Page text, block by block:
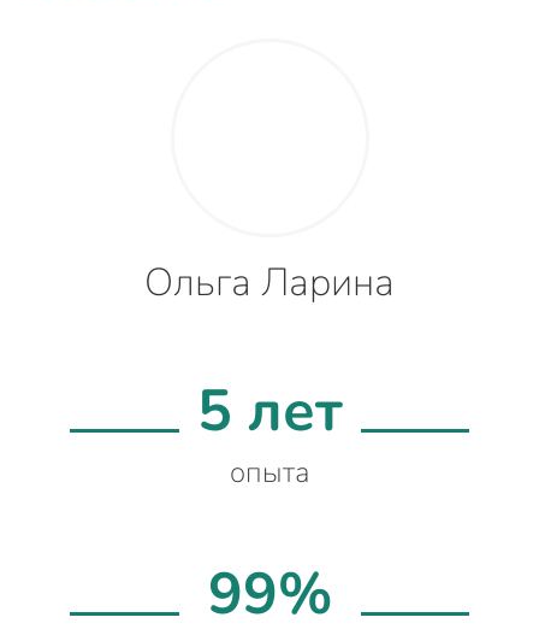
Ольга Ларина
5 лет
опыта
99%